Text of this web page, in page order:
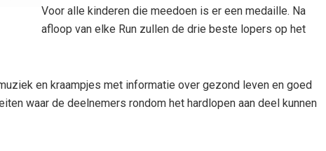
Voor alle kinderen die meedoen is er een medaille. Na
afloop van elke Run zullen de drie beste lopers op het
en kraampjes met informatie over gezond leven en goed
waar de deelnemers rondom het hardlopen aan deel kunnen